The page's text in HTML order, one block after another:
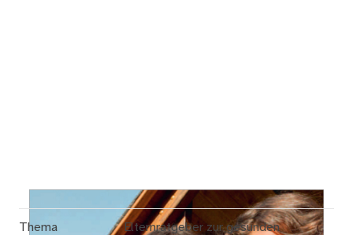
Thema
Elternratgeber zur gesunden